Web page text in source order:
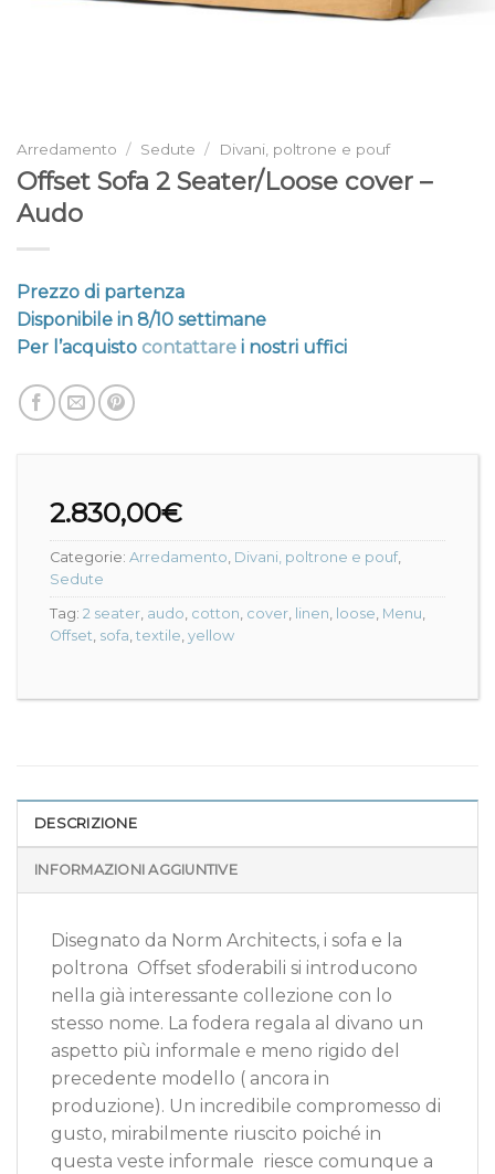
Arredamento / Sedute / Divani, poltrone e pouf
Offset Sofa 2 Seater/Loose cover –
Audo
Prezzo di partenza
Disponibile in 8/10 settimane
Per l’acquisto contattare i nostri uffici
2.830,00€
Categorie: Arredamento Divani, poltrone e pouf,
Sedute
Tag: 2 seater audo cotton cover linen loose Menu
Offset sofa textile yellow
DESCRIZIONE
INFORMAZIONI AGGIUNTIVE
Disegnato da Norm Architects, i sofa e la
poltrona Offset sfoderabili si introducono
nella già interessante collezione con lo
stesso nome. La fodera regala al divano un
aspetto più informale e meno rigido del
precedente modello ( ancora in
produzione). Un incredibile compromesso di
gusto, mirabilmente riuscito poiché in
questa veste informale riesce comunque a